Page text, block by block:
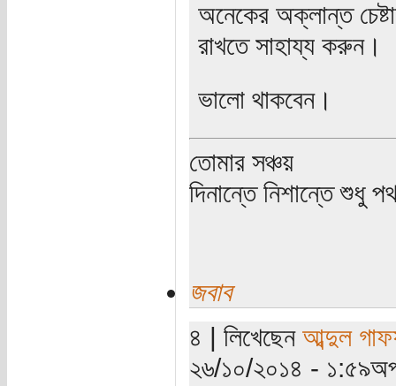
অনেকের অক্লান্ত
রাখতে সাহায্য করুন।
ভালো থাকবেন।
তোমার সঞ্চয়
দিনান্তে নিশান্তে শুধু
জবাব
৪ | লিখেছেন আব্দুল
২৬/১০/২০১৪ -